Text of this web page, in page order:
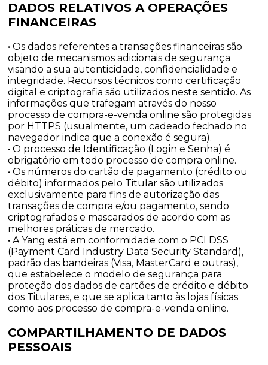
DADOS RELATIVOS A OPERAÇÕES
FINANCEIRAS
• Os dados referentes a transações financeiras são
objeto de mecanismos adicionais de segurança
visando a sua autenticidade, confidencialidade e
integridade. Recursos técnicos como certificação
digital e criptografia são utilizados neste sentido. As
informações que trafegam através do nosso
processo de compra-e-venda online são protegidas
por HTTPS (usualmente, um cadeado fechado no
navegador indica que a conexão é segura).
• O processo de Identificação (Login e Senha) é
obrigatório em todo processo de compra online.
• Os números do cartão de pagamento (crédito ou
débito) informados pelo Titular são utilizados
exclusivamente para fins de autorização das
transações de compra e/ou pagamento, sendo
criptografados e mascarados de acordo com as
melhores práticas de mercado.
• A Yang está em conformidade com o PCI DSS
(Payment Card Industry Data Security Standard),
padrão das bandeiras (Visa, MasterCard e outras),
que estabelece o modelo de segurança para
proteção dos dados de cartões de crédito e débito
dos Titulares, e que se aplica tanto às lojas físicas
como aos processo de compra-e-venda online.
COMPARTILHAMENTO DE DADOS
PESSOAIS